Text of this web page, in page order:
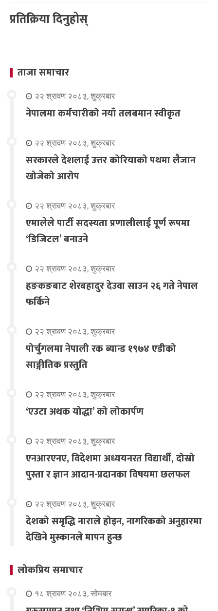
प्रतिक्रिया दिनुहोस्
ताजा समाचार
२२ श्रावण २०८३, शुक्रबार
नेपालमा कर्मचारीको नयाँ तलबमान स्वीकृत
२२ श्रावण २०८३, शुक्रबार
सरकारले देशलाई उत्तर कोरियाको पथमा लैजान
खोजेको आरोप
२२ श्रावण २०८३, शुक्रबार
एमालेले पार्टी सदस्यता प्रणालीलाई पूर्ण रूपमा
‘डिजिटल’ बनाउने
२२ श्रावण २०८३, शुक्रबार
हङकङबाट शेरबहादुर देउवा साउन २६ गते नेपाल
फर्किने
२२ श्रावण २०८३, शुक्रबार
पोर्चुगलमा नेपाली रक ब्यान्ड १९७४ एडीको
साङ्गीतिक प्रस्तुति
२२ श्रावण २०८३, शुक्रबार
‘एउटा अथक योद्धा’ को लोकार्पण
२२ श्रावण २०८३, शुक्रबार
एनआरएनए, विदेशमा अध्ययनरत विद्यार्थी, दोस्रो
पुस्ता र ज्ञान आदान-प्रदानका विषयमा छलफल
२२ श्रावण २०८३, शुक्रबार
देशको समृद्धि नाराले होइन, नागरिकको अनुहारमा
देखिने मुस्कानले मापन हुन्छ
लोकप्रिय समाचार
१८ श्रावण २०८३, सोमबार